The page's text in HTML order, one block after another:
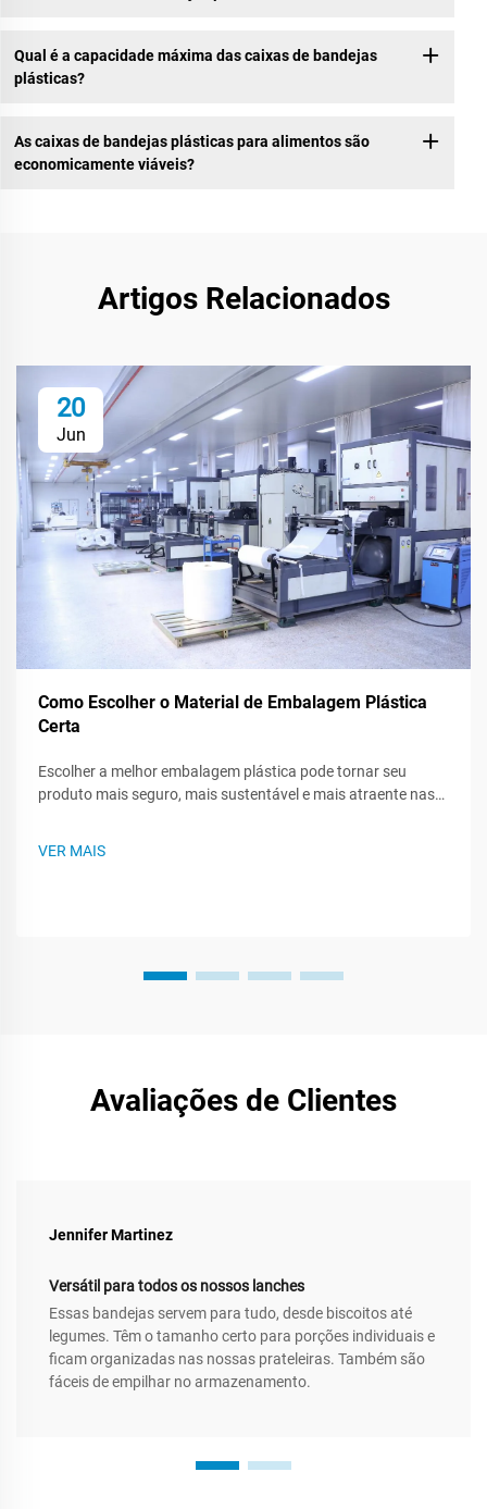
Qual é a capacidade máxima das caixas de bandejas
plásticas?
As caixas de bandejas plásticas para alimentos são
economicamente viáveis?
Artigos Relacionados
20
Jun
Como Escolher o Material de Embalagem Plástica
Certa
Escolher a melhor embalagem plástica pode tornar seu
produto mais seguro, mais sustentável e mais atraente nas
VER MAIS
Avaliações de Clientes
Jennifer Martinez
Versátil para todos os nossos lanches
Essas bandejas servem para tudo, desde biscoitos até
legumes. Têm o tamanho certo para porções individuais e
ficam organizadas nas nossas prateleiras. Também são
fáceis de empilhar no armazenamento.